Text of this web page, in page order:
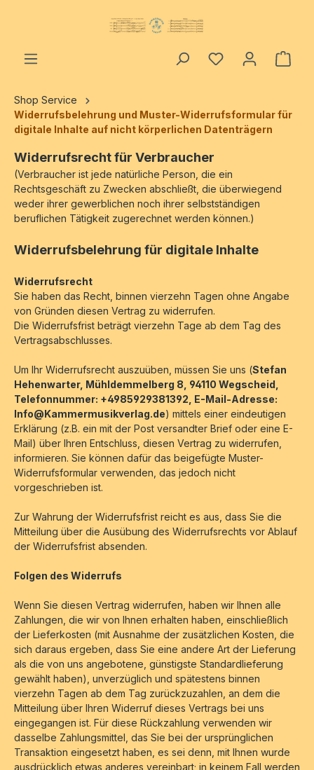
Shop Service
Widerrufsbelehrung und Muster-Widerrufsformular für
digitale Inhalte auf nicht körperlichen Datenträgern
Widerrufsrecht für Verbraucher
(Verbraucher ist jede natürliche Person, die ein
Rechtsgeschäft zu Zwecken abschließt, die überwiegend
weder ihrer gewerblichen noch ihrer selbstständigen
beruflichen Tätigkeit zugerechnet werden können.)
Widerrufsbelehrung für digitale Inhalte
Widerrufsrecht
Sie haben das Recht, binnen vierzehn Tagen ohne Angabe
von Gründen diesen Vertrag zu widerrufen.
Die Widerrufsfrist beträgt vierzehn Tage ab dem Tag des
Vertragsabschlusses.
Um Ihr Widerrufsrecht auszuüben, müssen Sie uns (Stefan
Hehenwarter, Mühldemmelberg 8, 94110 Wegscheid,
Telefonnummer: +4985929381392 , E-Mail-Adresse:
Info@Kammermusikverlag.de) mittels einer eindeutigen
Erklärung (z.B. ein mit der Post versandter Brief oder eine E-
Mail) über Ihren Entschluss, diesen Vertrag zu widerrufen,
informieren. Sie können dafür das beigefügte Muster-
Widerrufsformular verwenden, das jedoch nicht
vorgeschrieben ist.
Zur Wahrung der Widerrufsfrist reicht es aus, dass Sie die
Mitteilung über die Ausübung des Widerrufsrechts vor Ablauf
der Widerrufsfrist absenden.
Folgen des Widerrufs
Wenn Sie diesen Vertrag widerrufen, haben wir Ihnen alle
Zahlungen, die wir von Ihnen erhalten haben, einschließlich
der Lieferkosten (mit Ausnahme der zusätzlichen Kosten, die
sich daraus ergeben, dass Sie eine andere Art der Lieferung
als die von uns angebotene, günstigste Standardlieferung
gewählt haben), unverzüglich und spätestens binnen
vierzehn Tagen ab dem Tag zurückzuzahlen, an dem die
Mitteilung über Ihren Widerruf dieses Vertrags bei uns
eingegangen ist. Für diese Rückzahlung verwenden wir
dasselbe Zahlungsmittel, das Sie bei der ursprünglichen
Transaktion eingesetzt haben, es sei denn, mit Ihnen wurde
ausdrücklich etwas anderes vereinbart; in keinem Fall werden